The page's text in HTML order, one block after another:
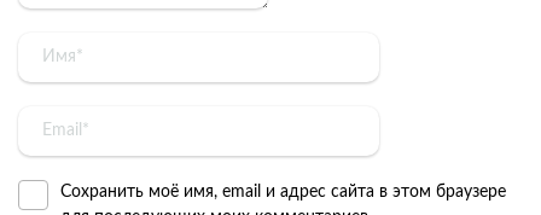
Сохранить моё имя, email и адрес сайта в этом браузере